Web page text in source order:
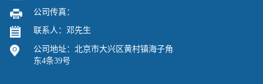
公司传真：
联系人：邓先生
公司地址：北京市大兴区黄村镇海子角
东4条39号